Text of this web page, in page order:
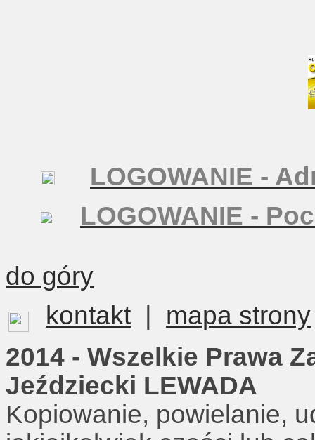
LOGOWANIE -
LOGOWANIE -
do góry
kontakt
mapa strony
2014 - Wszelkie Prawa
Jeździecki LEWADA
Kopiowanie, powielanie,